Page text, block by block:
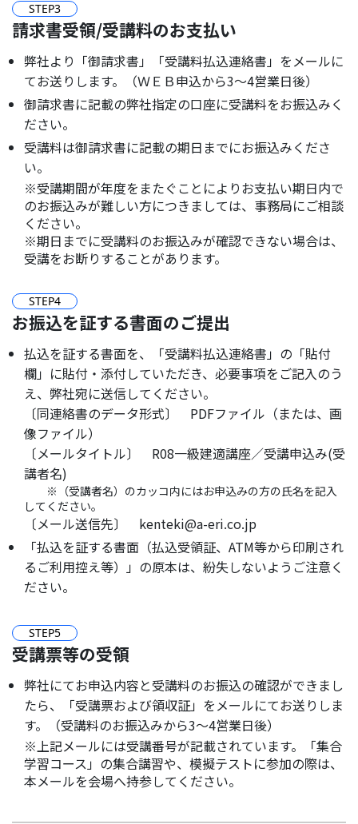
STEP3
請求書受領/受講料のお支払い
弊社より「御請求書」「受講料払込連絡書」をメールに
てお送りします。（ＷＥＢ申込から3～4営業日後）
御請求書に記載の弊社指定の口座に受講料をお振込みく
ださい。
受講料は御請求書に記載の期日までにお振込みくださ
い。
※受講期間が年度をまたぐことによりお支払い期日内で
のお振込みが難しい方につきましては、事務局にご相談
ください。
※期日までに受講料のお振込みが確認できない場合は、
受講をお断りすることがあります。
STEP4
お振込を証する書面のご提出
払込を証する書面を、「受講料払込連絡書」の「貼付
欄」に貼付・添付していただき、必要事項をご記入のう
え、弊社宛に送信してください。
〔同連絡書のデータ形式〕 PDFファイル（または、画
像ファイル）
〔メールタイトル〕 R08一級建適講座／受講申込み(受
講者名)
※（受講者名）のカッコ内にはお申込みの方の氏名を記入
してください。
〔メール送信先〕 kenteki@a-eri.co.jp
「払込を証する書面（払込受領証、ATM等から印刷され
るご利用控え等）」の原本は、紛失しないようご注意く
ださい。
STEP5
受講票等の受領
弊社にてお申込内容と受講料のお振込の確認ができまし
たら、「受講票および領収証」をメールにてお送りしま
す。（受講料のお振込みから3～4営業日後）
※上記メールには受講番号が記載されています。「集合
学習コース」の集合講習や、模擬テストに参加の際は、
本メールを会場へ持参してください。